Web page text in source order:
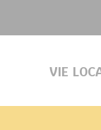
VIE